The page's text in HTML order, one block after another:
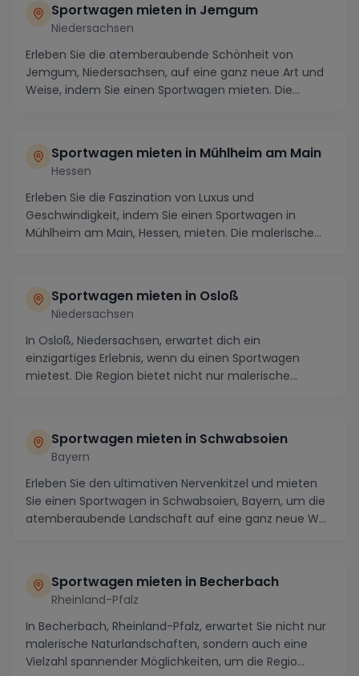
Sportwagen mieten in Jemgum
Niedersachsen
Erleben Sie die atemberaubende Schönheit von
Jemgum, Niedersachsen, auf eine ganz neue Art und
Weise, indem Sie einen Sportwagen mieten. Die
Sportwagen mieten in Mühlheim am Main
Hessen
Erleben Sie die Faszination von Luxus und
Geschwindigkeit, indem Sie einen Sportwagen in
Mühlheim am Main, Hessen, mieten. Die malerische
Sportwagen mieten in Osloß
Niedersachsen
In Osloß, Niedersachsen, erwartet dich ein
einzigartiges Erlebnis, wenn du einen Sportwagen
mietest. Die Region bietet nicht nur malerische
Sportwagen mieten in Schwabsoien
Bayern
Erleben Sie den ultimativen Nervenkitzel und mieten
Sie einen Sportwagen in Schwabsoien, Bayern, um die
atemberaubende Landschaft auf eine ganz neue W...
Sportwagen mieten in Becherbach
Rheinland-Pfalz
In Becherbach, Rheinland-Pfalz, erwartet Sie nicht nur
malerische Naturlandschaften, sondern auch eine
Vielzahl spannender Möglichkeiten, um die Regio...